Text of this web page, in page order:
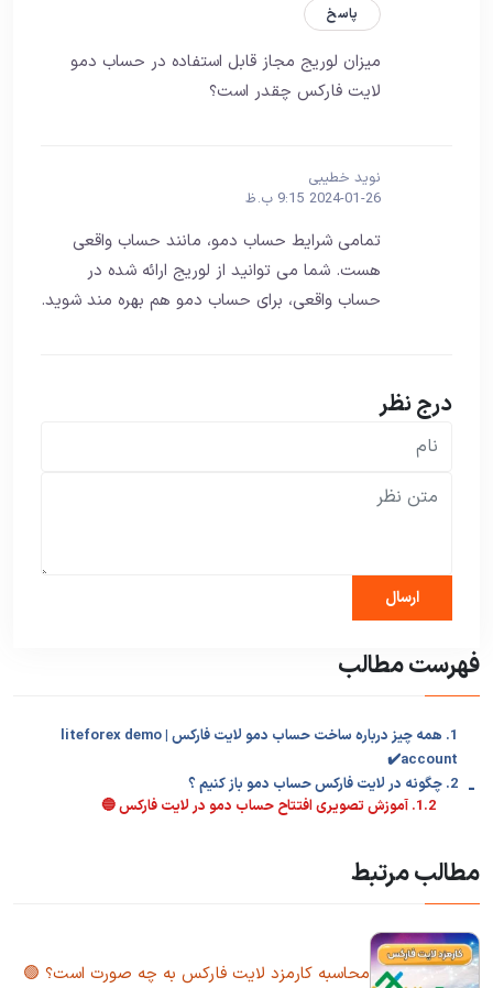
پاسخ
میزان لوریج مجاز قابل استفاده در حساب دمو
لایت فارکس چقدر است؟
نوید خطیبی
2024-01-26 9:15 ب.ظ
تمامی شرایط حساب دمو، مانند حساب واقعی
هست. شما می توانید از لوریج ارائه شده در
حساب واقعی، برای حساب دمو هم بهره مند شوید.
درج نظر
فهرست مطالب
1. همه چیز درباره ساخت حساب دمو لایت فارکس | liteforex demo
account✔️
2. چگونه در لایت فارکس حساب دمو باز کنیم ؟ - 1.2. آموزش تصویری افتتاح حساب دمو در لایت فارکس 🔵
مطالب مرتبط
محاسبه کارمزد لایت فارکس به چه صورت است؟ 🟢